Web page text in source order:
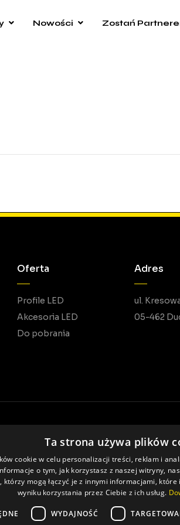
Nowości Zostań
Oferta
Profile LED
Akcesoria LED
Do pobrania
Adres
ul.
05-462
Realizacja: Pageart
Ta strona używa plików
cookie w celu personalizacji treści, reklam i
o tym, jak korzystasz z naszej witryny,
którzy mogą łączyć je z innymi informacjami,
wyniku korzystania przez Ciebie z ich usług.
WYDAJNOŚĆ